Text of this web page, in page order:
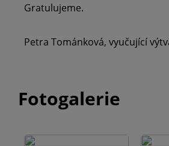
Gratulujeme.
Petra Tománková, vyučující
Fotogalerie